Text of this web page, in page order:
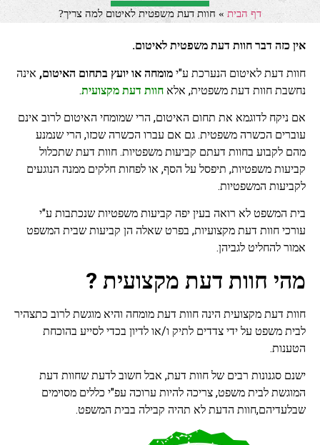
דף הבית»חוות דעת משפטית לאיטום למה צריך?
אין כזה דבר חוות דעת משפטית לאיטום.
חוות דעת לאיטום הנערכת ע"י מומחה או יועץ בתחום האיטום,אינה
נחשבת חוות דעת משפטית, אלאחוות דעת מקצועית.
אם ניקח לדוגמא את תחום האיטום, הרי שמומחי האיטום לרוב אינם
עוברים הכשרה משפטית. גם אם עברו הכשרה שכזו, הרי שנמנע
מהם לקבוע בחוות דעתם קביעות משפטיות. חוות דעת שתכלול
קביעות משפטיות, תיפסל על הסף, או לפחות חלקים ממנה הנוגעים
לקביעות המשפטיות.
בית המשפט לא רואה בעין יפה קביעות משפטיות שנכתבות ע"י
עורכי חוות דעת מקצועיות, בפרט שאלה הן קביעות שבית המשפט
אמור להחליט לגביהן.
מהי חוות דעת מקצועית ?
חוות דעת מקצועית הינה חוות דעת מומחה והיא מוגשת לרוב כתצהיר
לבית משפט על ידי צדדים לתיק ו/או לדיון בכדי לסייע בהוכחת
הטענות.
ישנם סגנונות רבים של חוות דעת, אבל חשוב לדעת שחוות דעת
המוגשת לבית משפט, צריכה להיות ערוכה עפ"י כללים מסוימים
שבלעדיהם,חוות הדעת לא תהיה קבילה בבית המשפט.